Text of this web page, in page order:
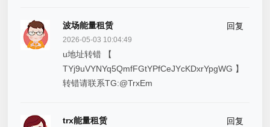
波场能量租赁 回复
2026-05-03 10:04:49
u地址转错 【
TYj9uVYNYq5QmfFGtYPfCeJYcKDxrYpgWG 】
转错请联系TG:@TrxEm
trx能量租赁 回复